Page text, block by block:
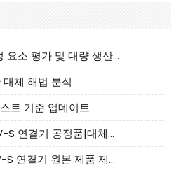
CNC Tech 국산 케이블 구성 요소 평가 및 대량 생산 적합성 가이드
체 해법 분석
트 기준 업데이트
JST 연결기- JST NSHR-02V-S 연결기 공정품|대체품 제공
JST 연결기 - JST GHR-09V-S 연결기 원본 제품 제공 | 대체품 제공